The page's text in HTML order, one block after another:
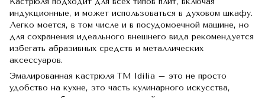
индукционные, и может использоваться в духовом шкафу.
Легко моется, в том числе и в посудомоечной машине, но
для сохранения идеального внешнего вида рекомендуется
избегать абразивных средств и металлических
аксессуаров.
Эмалированная кастрюля TM Idilia – это не просто
удобство на кухне, это часть кулинарного искусства,